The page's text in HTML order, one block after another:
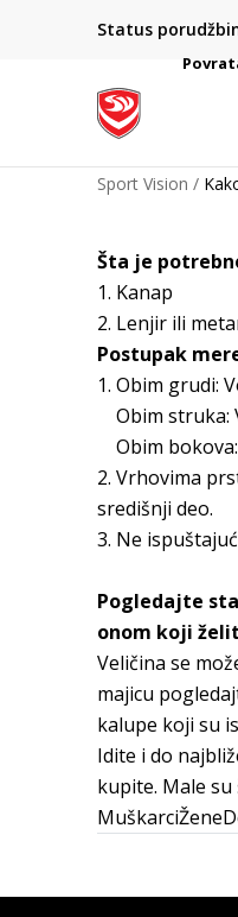
Status
naziva kompanije
Sport Vision
Šta je
1. Kanap
2. Lenjir ili
Postupak
1. Obim grudi:
Obim struka:
Obim
2. Vrhovima
središnji deo.
3. Ne
Pogledajte
onom koji
Veličina se
majicu
kalupe koji su
Idite i do
kupite. Male
MuškarciŽene